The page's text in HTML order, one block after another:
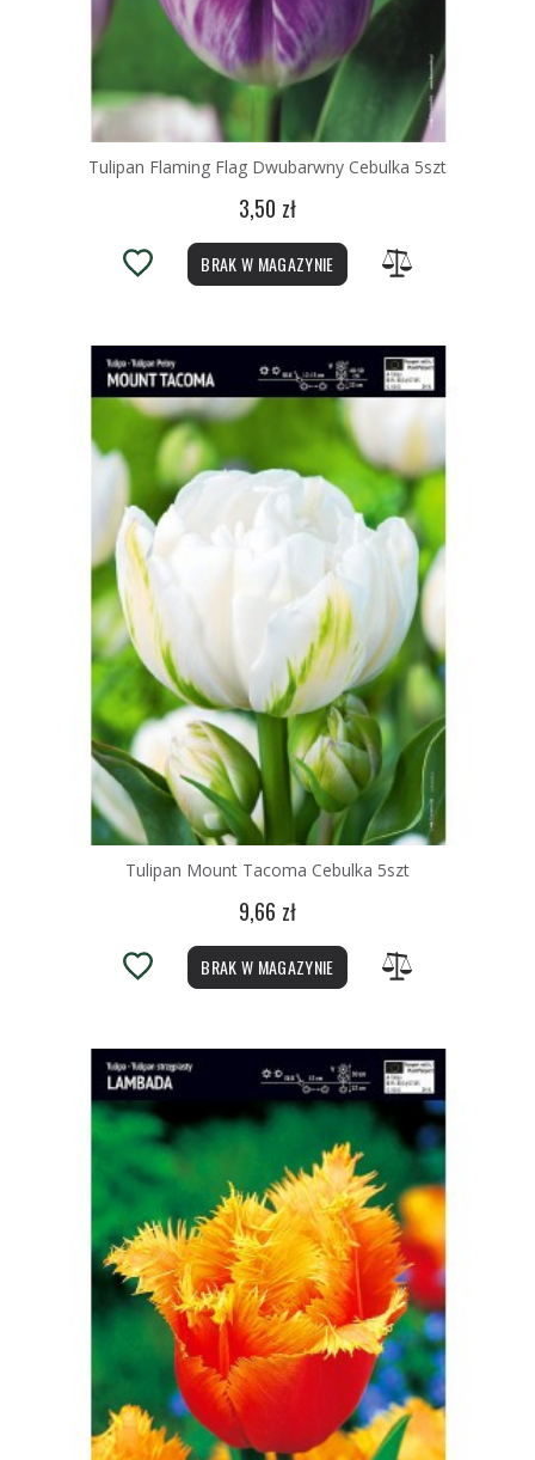
Tulipan Flaming Flag Dwubarwny Cebulka 5szt
3,50 zł
BRAK W MAGAZYNIE
Tulipan Mount Tacoma Cebulka 5szt
9,66 zł
BRAK W MAGAZYNIE